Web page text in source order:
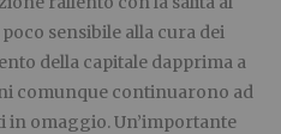
poco sensibile alla cura dei
della capitale dapprima a
comunque continuarono ad
omaggio. Un’importante